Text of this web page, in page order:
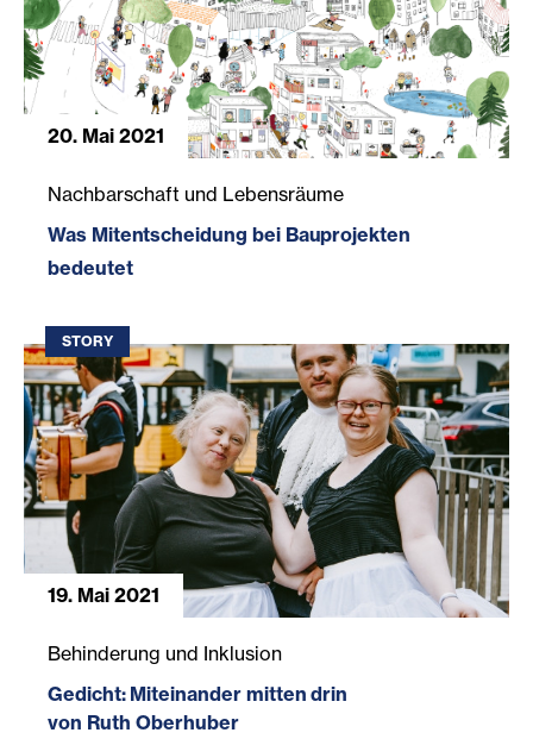
20. Mai 2021
Nachbarschaft und Lebensräume
Was Mitentscheidung bei Bauprojekten
bedeutet
STORY
19. Mai 2021
Behinderung und Inklusion
Gedicht: Miteinander mitten drin
von Ruth Oberhuber